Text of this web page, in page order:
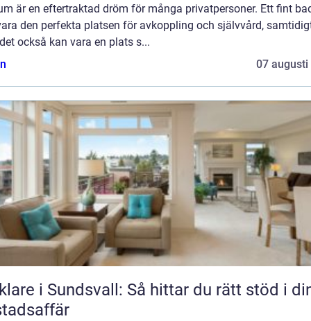
är en eftertraktad dröm för många privatpersoner. Ett fint
den perfekta platsen för avkoppling och självvård,
också kan vara en plats s...
07 augusti
i Sundsvall: Så hittar du rätt stöd i